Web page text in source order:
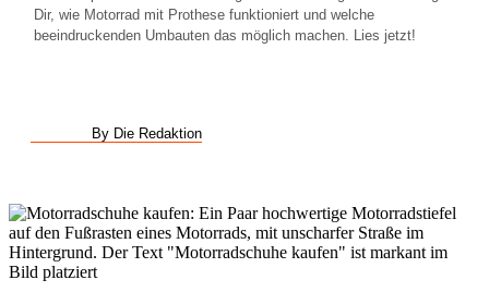
Dir, wie Motorrad mit Prothese funktioniert und welche
beeindruckenden Umbauten das möglich machen. Lies jetzt!
By Die Redaktion